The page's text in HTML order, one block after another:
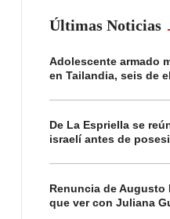
Últimas Noticias
Adolescente armado
en Tailandia, seis de
De La Espriella se
israelí antes de
Renuncia de Augusto
que ver con Juliana